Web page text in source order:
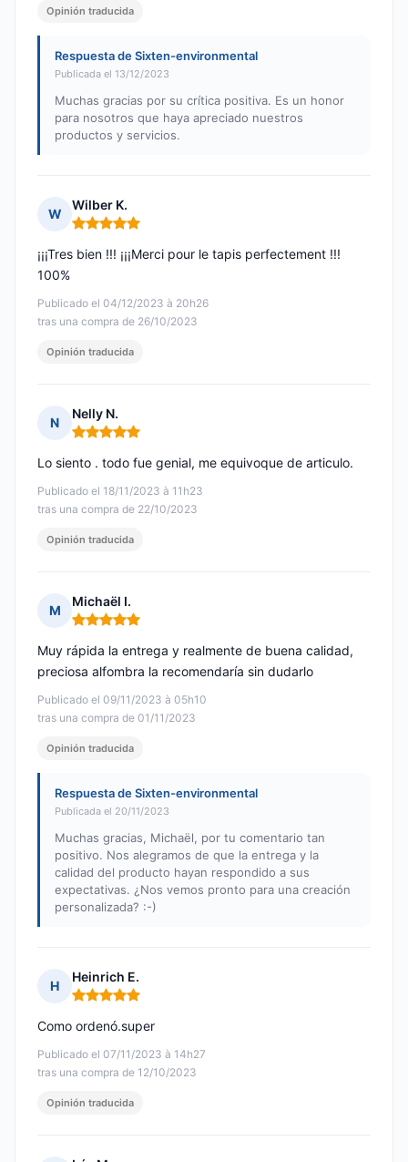
Opinión traducida
Respuesta de Sixten-environmental
Publicada el 13/12/2023
Muchas gracias por su crítica positiva. Es un honor
para nosotros que haya apreciado nuestros
productos y servicios.
W
Wilber K.
Nota: 5 de 5
Publicado el 04/12/2023 à 20h26
tras una compra de 26/10/2023
¡¡¡Tres bien !!! ¡¡¡Merci pour le tapis perfectement !!!
100%
Opinión traducida
N
Nelly N.
Nota: 5 de 5
Publicado el 18/11/2023 à 11h23
tras una compra de 22/10/2023
Lo siento . todo fue genial, me equivoque de articulo.
Opinión traducida
M
Michaël I.
Nota: 5 de 5
Publicado el 09/11/2023 à 05h10
tras una compra de 01/11/2023
Muy rápida la entrega y realmente de buena calidad,
preciosa alfombra la recomendaría sin dudarlo
Opinión traducida
Respuesta de Sixten-environmental
Publicada el 20/11/2023
Muchas gracias, Michaël, por tu comentario tan
positivo. Nos alegramos de que la entrega y la
calidad del producto hayan respondido a sus
expectativas. ¿Nos vemos pronto para una creación
personalizada? :-)
H
Heinrich E.
Nota: 5 de 5
Publicado el 07/11/2023 à 14h27
tras una compra de 12/10/2023
Como ordenó.super
Opinión traducida